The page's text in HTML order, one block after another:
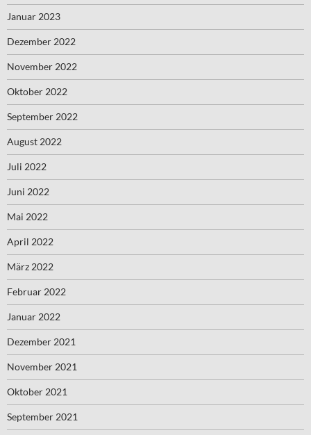
Januar 2023
Dezember 2022
November 2022
Oktober 2022
September 2022
August 2022
Juli 2022
Juni 2022
Mai 2022
April 2022
März 2022
Februar 2022
Januar 2022
Dezember 2021
November 2021
Oktober 2021
September 2021